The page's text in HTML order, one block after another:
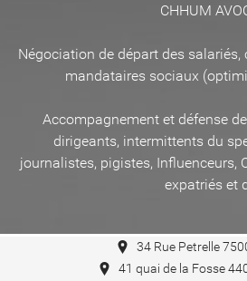
CHHUM
Négociation de départ des salariés,
mandataires sociaux
Accompagnement et défense
dirigeants, intermittents du
journalistes, pigistes, Influenceurs,
expatriés et
34 Rue Petrelle
41 quai de la Fosse